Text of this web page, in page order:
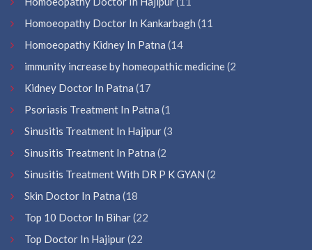
Homoeopathy Doctor In Kankarbagh (11
Homoeopathy Kidney In Patna (14
immunity increase by homeopathic medicine(2
Kidney Doctor In Patna (17
Psoriasis Treatment In Patna (1
Sinusitis Treatment In Hajipur(3
Sinusitis Treatment In Patna (2
Sinusitis Treatment With DR P K GYAN (2
Skin Doctor In Patna (18
Top 10 Doctor In Bihar(22
Top Doctor In Hajipur(22